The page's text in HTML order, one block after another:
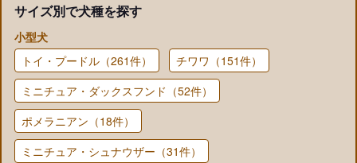
サイズ別で犬種を探す
小型犬
トイ・プードル（261件）
チワワ（151件）
ミニチュア・ダックスフンド（52件）
ポメラニアン（18件）
ミニチュア・シュナウザー（31件）